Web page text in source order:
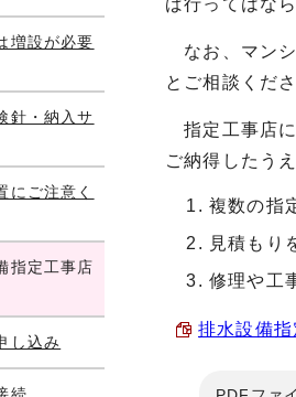
ば行ってはな
なお、マンシ
とご相談くださ
指定工事店に
ご納得したう
複数の指
見積もり
修理や工
排水設備
増設が必要
針・納入サ
にご注意く
指定工事店
し込み